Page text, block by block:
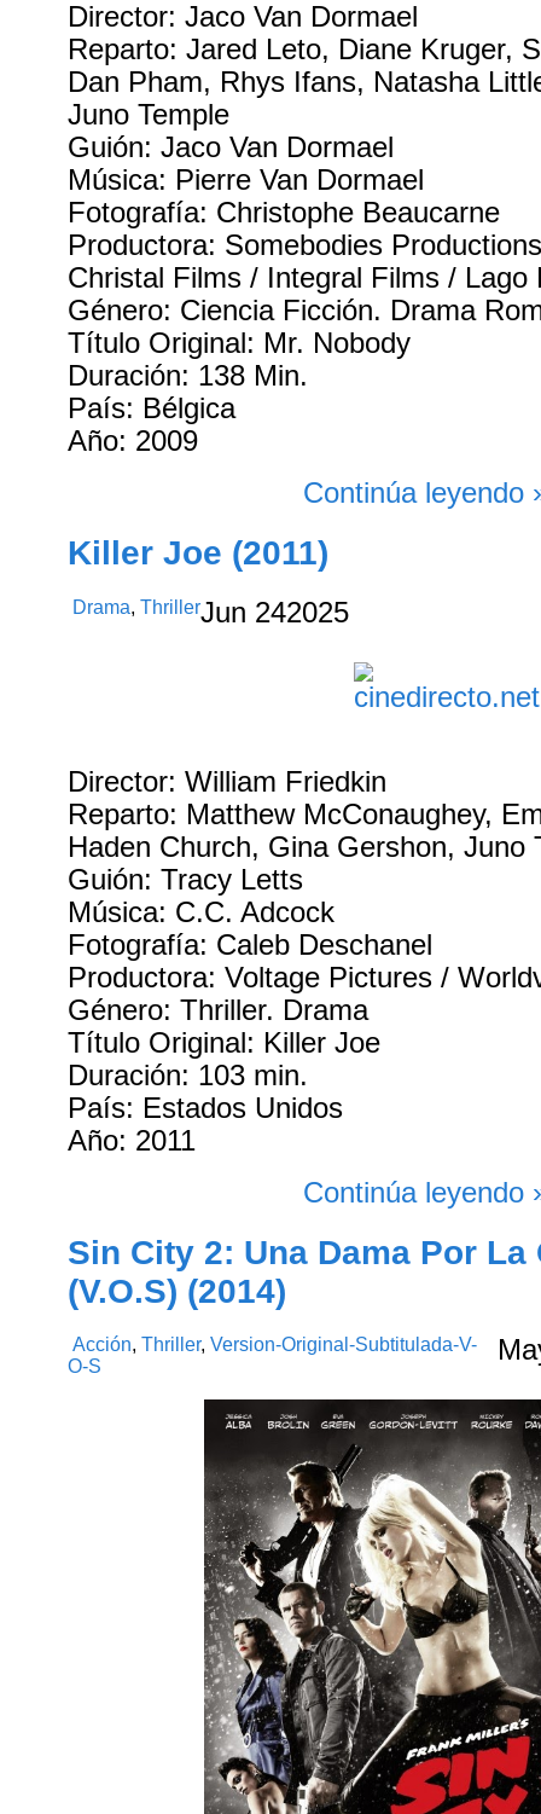
Director: Jaco Van Dormael
Reparto: Jared Leto, Diane Kruger,
Dan Pham, Rhys Ifans, Natasha
Juno Temple
Guión: Jaco Van Dormael
Música: Pierre Van Dormael
Fotografía: Christophe Beaucarne
Productora: Somebodies
Christal Films / Integral Films / Lago
Género: Ciencia Ficción. Drama
Título Original: Mr. Nobody
Duración: 138 Min.
País: Bélgica
Año: 2009
Continúa leyendo
Killer Joe (2011)
Drama,ThrillerJun 242025
Director: William Friedkin
Reparto: Matthew McConaughey,
Haden Church, Gina Gershon, Juno
Guión: Tracy Letts
Música: C.C. Adcock
Fotografía: Caleb Deschanel
Productora: Voltage Pictures /
Género: Thriller. Drama
Título Original: Killer Joe
Duración: 103 min.
País: Estados Unidos
Año: 2011
Continúa leyendo
Sin City 2: Una Dama Por La
(V.O.S) (2014)
Acción,Thriller,Version-Original-Subtitulada-V-
O-S